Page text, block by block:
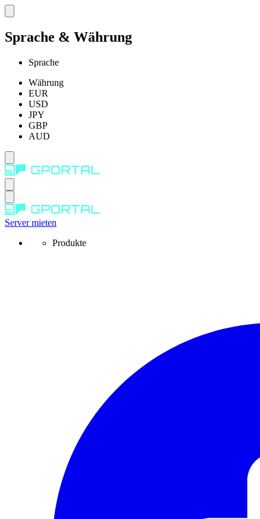
Sprache & Währung
Sprache
Währung
EUR
USD
JPY
GBP
AUD
Server mieten
Produkte